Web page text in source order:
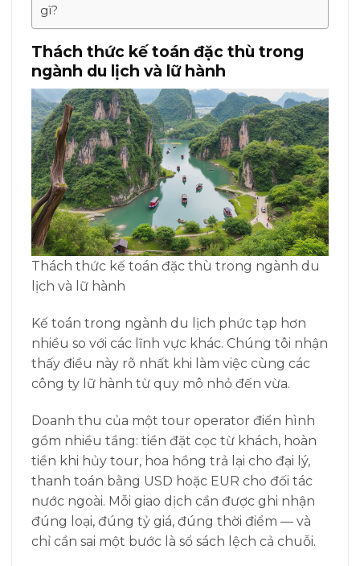
gì?
Thách thức kế toán đặc thù trong
ngành du lịch và lữ hành
Thách thức kế toán đặc thù trong ngành du
lịch và lữ hành
Kế toán trong ngành du lịch phức tạp hơn
nhiều so với các lĩnh vực khác. Chúng tôi nhận
thấy điều này rõ nhất khi làm việc cùng các
công ty lữ hành từ quy mô nhỏ đến vừa.
Doanh thu của một tour operator điển hình
gồm nhiều tầng: tiền đặt cọc từ khách, hoàn
tiền khi hủy tour, hoa hồng trả lại cho đại lý,
thanh toán bằng USD hoặc EUR cho đối tác
nước ngoài. Mỗi giao dịch cần được ghi nhận
đúng loại, đúng tỷ giá, đúng thời điểm — và
chỉ cần sai một bước là sổ sách lệch cả chuỗi.